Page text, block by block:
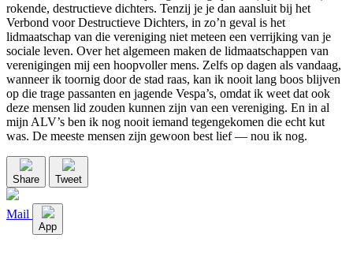
rokende, destructieve dichters. Tenzij je je dan aansluit bij het
Verbond voor Destructieve Dichters, in zo’n geval is het
lidmaatschap van die vereniging niet meteen een verrijking van je
sociale leven. Over het algemeen maken de lidmaatschappen van
verenigingen mij een hoopvoller mens. Zelfs op dagen als vandaag,
wanneer ik toornig door de stad raas, kan ik nooit lang boos blijven
op die trage passanten en jagende Vespa’s, omdat ik weet dat ook
deze mensen lid zouden kunnen zijn van een vereniging. En in al
mijn ALV’s ben ik nog nooit iemand tegengekomen die echt kut
was. De meeste mensen zijn gewoon best lief ― nou ik nog.
Share Tweet
Mail
App